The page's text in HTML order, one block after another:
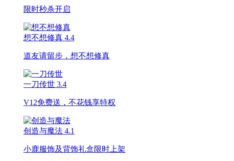
限时秒杀开启
想不想修真 4.4
道友请留步，想不想修真
一刀传世 3.4
V12免费送，不花钱享特权
创造与魔法 4.1
小鹿服饰及背饰礼盒限时上架